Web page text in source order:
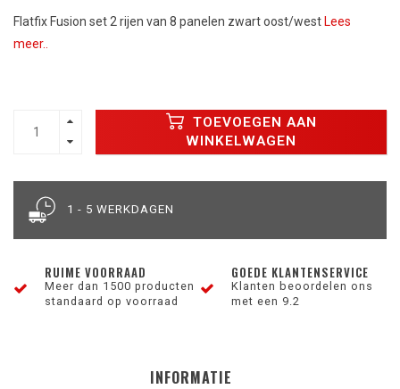
Flatfix Fusion set 2 rijen van 8 panelen zwart oost/west Lees
meer..
TOEVOEGEN AAN
WINKELWAGEN
1 - 5 WERKDAGEN
RUIME VOORRAAD
Meer dan 1500 producten
standaard op voorraad
GOEDE KLANTENSERVICE
Klanten beoordelen ons
met een 9.2
INFORMATIE